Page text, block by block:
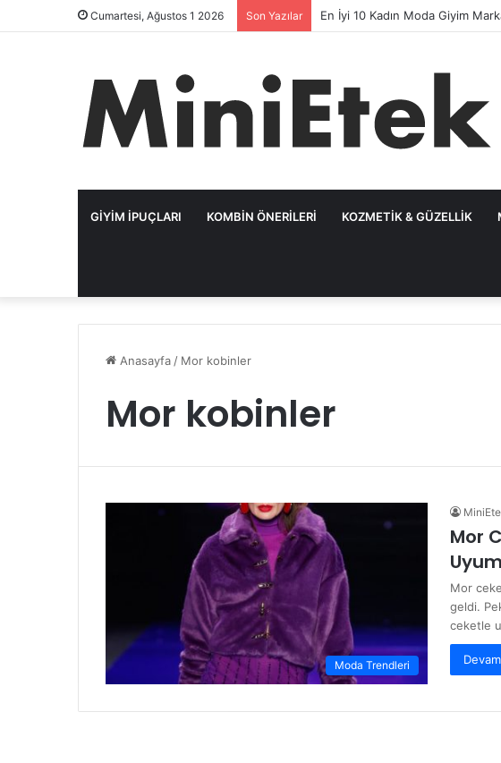
Cumartesi, Ağustos 1 2026 Son Yazılar En İyi 10 Kadın Moda Giyim
GIYIM İPUÇLARI KOMBIN ÖNERILERI KOZMETIK & GÜZELLIK
Anasayfa / Mor kobinler
Mor kobinler
Moda Trendleri
Mor
Mor
geldi.
ceketle